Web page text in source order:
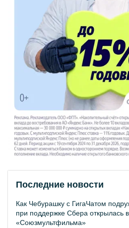
Последние новости
Как Чебурашку с ГигаЧатом
при поддержке Сбера открылась
«Союзмультфильма»